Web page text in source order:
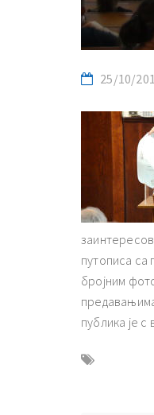
25/10/
путописа са
бројним
публика је